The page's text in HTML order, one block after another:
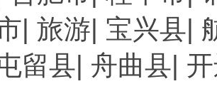
| 旅游| 宝兴县|
留县| 舟曲县|